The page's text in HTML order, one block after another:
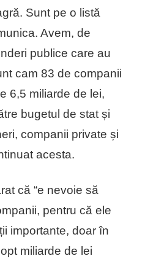
Sunt pe o listă
Avem, de
publice care au
cam 83 de companii
6,5 miliarde de lei,
bugetul de stat și
companii private și
acesta.
că “e nevoie să
pentru că ele
importante, doar în
miliarde de lei